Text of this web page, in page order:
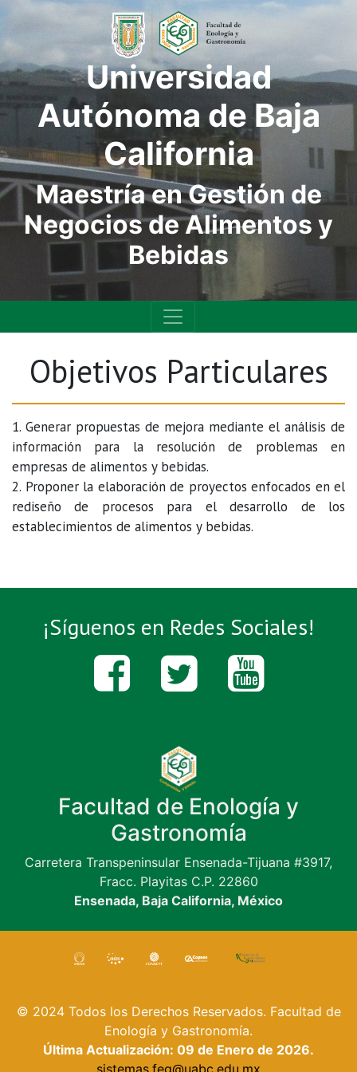
Universidad
Autónoma de Baja
California
Maestría en Gestión de
Negocios de Alimentos y
Bebidas
Objetivos Particulares
1. Generar propuestas de mejora mediante el análisis de
información para la resolución de problemas en
empresas de alimentos y bebidas.
2. Proponer la elaboración de proyectos enfocados en el
rediseño de procesos para el desarrollo de los
establecimientos de alimentos y bebidas.
¡Síguenos en Redes Sociales!
Facultad de Enología y
Gastronomía
Carretera Transpeninsular Ensenada-Tijuana #3917,
Fracc. Playitas C.P. 22860
Ensenada, Baja California, México
© 2024 Todos los Derechos Reservados. Facultad de
Enología y Gastronomía.
Última Actualización: 09 de Enero de 2026.
sistemas.feg@uabc.edu.mx